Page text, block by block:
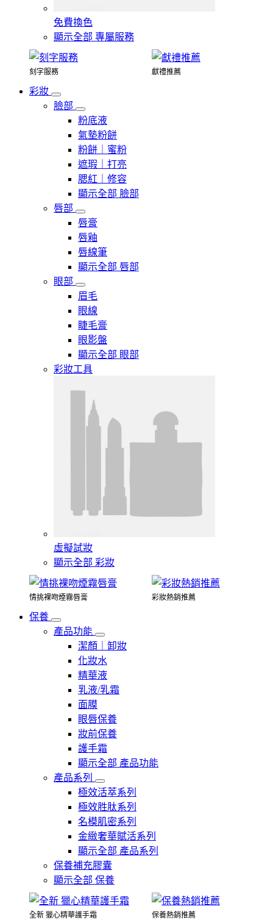
免費換色
顯示全部 專屬服務
刻字服務 獻禮推薦
彩妝
臉部
粉底液
氣墊粉餅
粉餅｜蜜粉
遮瑕｜打亮
腮紅｜修容
顯示全部 臉部
唇部
唇膏
唇釉
唇線筆
顯示全部 唇部
眼部
眉毛
眼線
睫毛膏
眼影盤
顯示全部 眼部
彩妝工具
虛擬試妝
顯示全部 彩妝
情挑裸吻煙霧唇膏 彩妝熱銷推薦
保養
產品功能
潔顏｜卸妝
化妝水
精華液
乳液/乳霜
面膜
眼唇保養
妝前保養
護手霜
顯示全部 產品功能
產品系列
極效活萃系列
極效胜肽系列
名模肌密系列
金緻奢華賦活系列
顯示全部 產品系列
保養補充膠囊
顯示全部 保養
全新 獵心精華護手霜 保養熱銷推薦